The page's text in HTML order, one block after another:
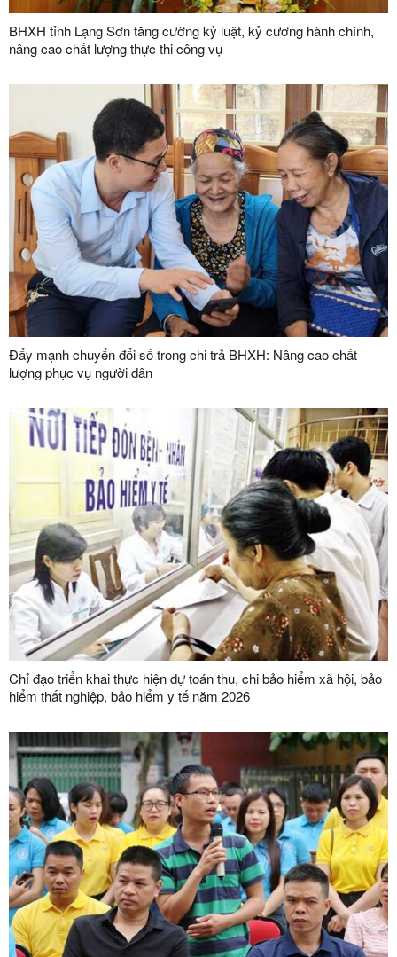
BHXH tỉnh Lạng Sơn tăng cường kỷ luật, kỷ cương hành chính,
nâng cao chất lượng thực thi công vụ
Đẩy mạnh chuyển đổi số trong chi trả BHXH: Nâng cao chất
lượng phục vụ người dân
Chỉ đạo triển khai thực hiện dự toán thu, chi bảo hiểm xã hội, bảo
hiểm thất nghiệp, bảo hiểm y tế năm 2026